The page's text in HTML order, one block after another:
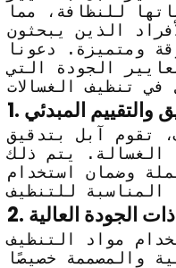
للنظافة، مما
الذين يبحثون
ومتميزة. دعونا
الجودة التي
تقوم آبل بتدقيق
الغسالة. يتم ذلك
وضمان استخدام
مواد التنظيف
والمصممة خصيصًا